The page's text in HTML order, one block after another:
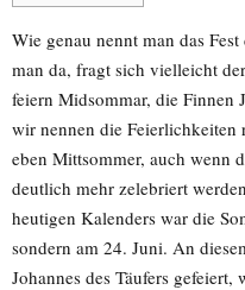
Wie genau nennt man das
man da, fragt sich vielleicht
feiern Midsommar, die Finnen
wir nennen die Feierlichkeiten
eben Mittsommer, auch wenn
deutlich mehr zelebriert
heutigen Kalenders war die
sondern am 24. Juni. An
Johannes des Täufers